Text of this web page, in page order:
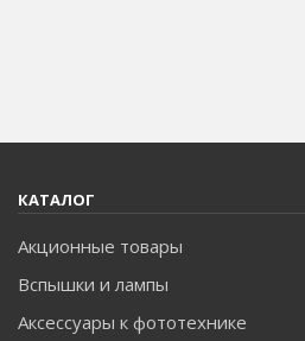
КАТАЛОГ
Акционные товары
Вспышки и лампы
Аксессуары к фототехнике